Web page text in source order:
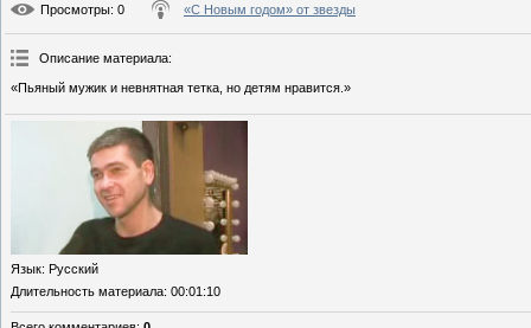
Просмотры: 0 «С Новым годом» от звезды
Описание материала:
«Пьяный мужик и невнятная тетка, но детям нравится.»
Язык: Русский
Длительность материала: 00:01:10